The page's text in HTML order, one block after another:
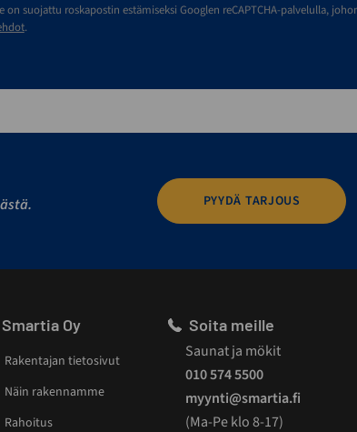
on suojattu roskapostin estämiseksi Googlen reCAPTCHA-palvelulla,
.
PYYDÄ TARJOUS
Soita meille
Saunat ja mökit
010 574 5500
myynti@smartia.fi
(Ma-Pe klo 8-17)
Smartia Oy
Rakentajan tietosivut
Näin rakennamme
Rahoitus